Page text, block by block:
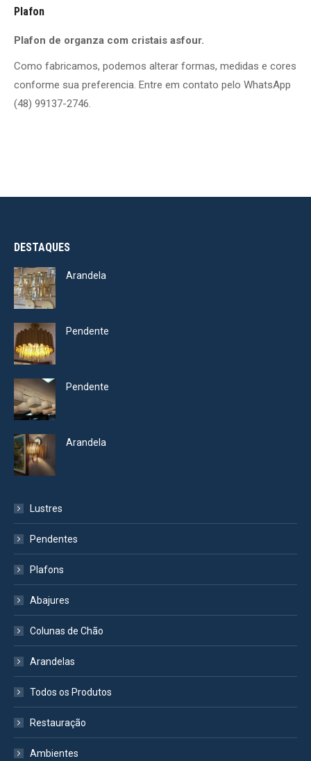
Plafon
Plafon de organza com cristais asfour.
Como fabricamos, podemos alterar formas, medidas e cores
conforme sua preferencia. Entre em contato pelo WhatsApp
(48) 99137-2746.
DESTAQUES
Arandela
Pendente
Pendente
Arandela
Lustres
Pendentes
Plafons
Abajures
Colunas de Chão
Arandelas
Todos os Produtos
Restauração
Ambientes